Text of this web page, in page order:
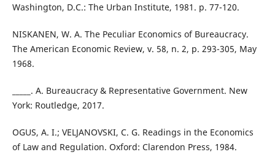
Washington, D.C.: The Urban Institute, 1981. p. 77-120.
NISKANEN, W. A. The Peculiar Economics of Bureaucracy.
The American Economic Review, v. 58, n. 2, p. 293-305, May
1968.
_____. A. Bureaucracy & Representative Government. New
York: Routledge, 2017.
OGUS, A. I.; VELJANOVSKI, C. G. Readings in the Economics
of Law and Regulation. Oxford: Clarendon Press, 1984.